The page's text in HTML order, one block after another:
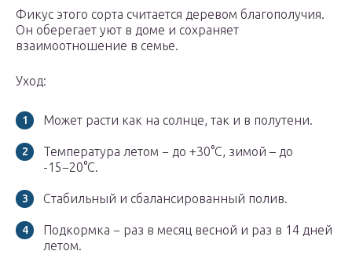
Фикус этого сорта считается деревом благополучия.
Он оберегает уют в доме и сохраняет
взаимоотношение в семье.
Уход:
Может расти как на солнце, так и в полутени.
Температура летом − до +30°C, зимой – до
-15−20°C.
Стабильный и сбалансированный полив.
Подкормка − раз в месяц весной и раз в 14 дней
летом.